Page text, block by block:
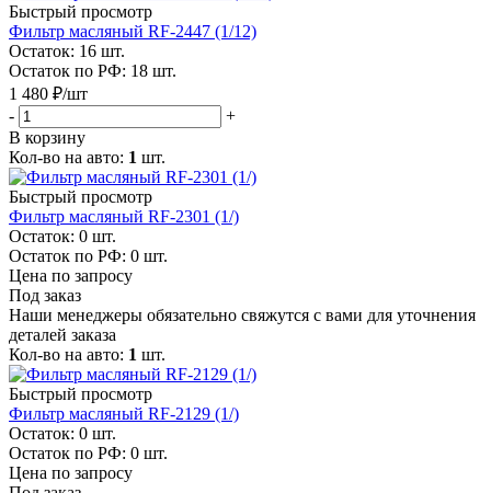
Быстрый просмотр
Фильтр масляный RF-2447 (1/12)
Остаток: 16 шт.
Остаток по РФ: 18 шт.
1 480 ₽/шт
-
+
В корзину
Кол-во на авто: 1 шт.
Быстрый просмотр
Фильтр масляный RF-2301 (1/)
Остаток: 0 шт.
Остаток по РФ: 0 шт.
Цена по запросу
Под заказ
Наши менеджеры обязательно свяжутся с вами для уточнения
деталей заказа
Кол-во на авто: 1 шт.
Быстрый просмотр
Фильтр масляный RF-2129 (1/)
Остаток: 0 шт.
Остаток по РФ: 0 шт.
Цена по запросу